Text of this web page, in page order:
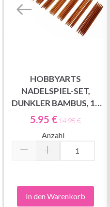
HOBBYARTS
NADELSPIEL-SET,
DUNKLER BAMBUS, 15
GRÖSSEN, 20 CM
5.95 €14.95 €
Anzahl
In den Warenkorb